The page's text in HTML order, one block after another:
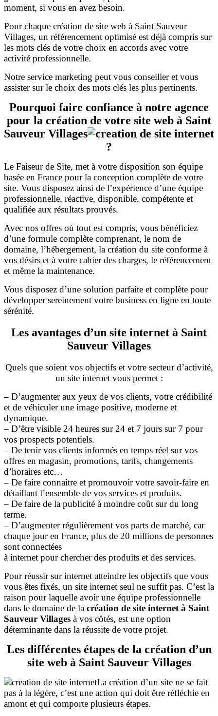
moment, si vous en avez besoin.
Pour chaque création de site web à Saint Sauveur
Villages, un référencement optimisé est déjà compris sur
les mots clés de votre choix en accords avec votre
activité professionnelle.
Notre service marketing peut vous conseiller et vous
assister sur le choix des mots clés les plus pertinents.
Pourquoi faire confiance à notre agence
pour la création de votre site web à Saint
Sauveur Villages
?
Le Faiseur de Site, met à votre disposition son équipe
basée en France pour la conception complète de votre
site. Vous disposez ainsi de l’expérience d’une équipe
professionnelle, réactive, disponible, compétente et
qualifiée aux résultats prouvés.
Avec nos offres où tout est compris, vous bénéficiez
d’une formule complète comprenant, le nom de
domaine, l’hébergement, la création du site conforme à
vos désirs et à votre cahier des charges, le référencement
et même la maintenance.
Vous disposez d’une solution parfaite et complète pour
développer sereinement votre business en ligne en toute
sérénité.
Les avantages d’un site internet à Saint
Sauveur Villages
Quels que soient vos objectifs et votre secteur d’activité,
un site internet vous permet :
– D’augmenter aux yeux de vos clients, votre crédibilité
et de véhiculer une image positive, moderne et
dynamique.
– D’être visible 24 heures sur 24 et 7 jours sur 7 pour
vos prospects potentiels.
– De tenir vos clients informés en temps réel sur vos
offres en magasin, promotions, tarifs, changements
d’horaires etc…
– De faire connaitre et promouvoir votre savoir-faire en
détaillant l’ensemble de vos services et produits.
– De faire de la publicité à moindre coût sur du long
terme.
– D’augmenter régulièrement vos parts de marché, car
chaque jour en France, plus de 20 millions de personnes
sont connectées
à internet pour chercher des produits et des services.
Pour réussir sur internet atteindre les objectifs que vous
vous êtes fixés, un site internet seul ne suffit pas. C’est la
raison pour laquelle avoir une équipe professionnelle
dans le domaine de la création de site internet à Saint
Sauveur Villages à vos côtés, est une option
déterminante dans la réussite de votre projet.
Les différentes étapes de la création d’un
site web à Saint Sauveur Villages
La création d’un site ne se fait
pas à la légère, c’est une action qui doit être réfléchie en
amont et qui comporte plusieurs étapes.